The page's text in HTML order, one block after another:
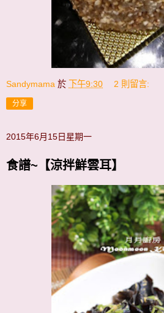
Sandymama 於 下午9:30 2 則留言:
分享
2015年6月15日星期一
食譜~【涼拌鮮雲耳】